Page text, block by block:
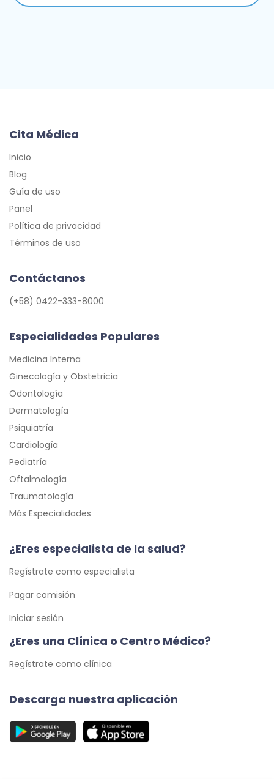
Cita Médica
Inicio
Blog
Guía de uso
Panel
Política de privacidad
Términos de uso
Contáctanos
(+58) 0422-333-8000
Especialidades Populares
Medicina Interna
Ginecología y Obstetricia
Odontología
Dermatología
Psiquiatría
Cardiología
Pediatría
Oftalmología
Traumatología
Más Especialidades
¿Eres especialista de la salud?
Regístrate como especialista
Pagar comisión
Iniciar sesión
¿Eres una Clínica o Centro Médico?
Regístrate como clínica
Descarga nuestra aplicación